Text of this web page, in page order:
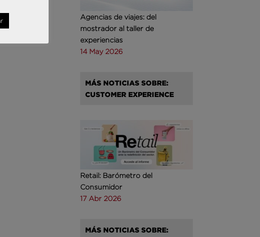
Agencias de viajes: del
mostrador al taller de
experiencias
14 May 2026
MÁS NOTICIAS SOBRE:
CUSTOMER EXPERIENCE
Retail: Barómetro del
Consumidor
17 Abr 2026
MÁS NOTICIAS SOBRE: